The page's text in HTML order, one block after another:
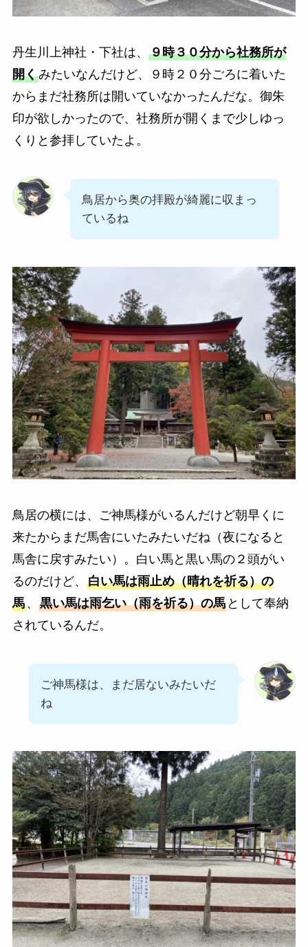
丹生川上神社・下社は、 ９時３０分から社務所が
開くみたいなんだけど、９時２０分ごろに着いた
からまだ社務所は開いていなかったんだな。御朱
印が欲しかったので、社務所が開くまで少しゆっ
くりと参拝していたよ。
鳥居から奥の拝殿が綺麗に収まっ
ているね
鳥居の横には、ご神馬様がいるんだけど朝早くに
来たからまだ馬舎にいたみたいだね（夜になると
馬舎に戻すみたい）。白い馬と黒い馬の２頭がい
るのだけど、 白い馬は雨止め（晴れを祈る）の
馬、 黒い馬は雨乞い（雨を祈る）の馬として奉納
されているんだ。
ご神馬様は、まだ居ないみたいだ
ね